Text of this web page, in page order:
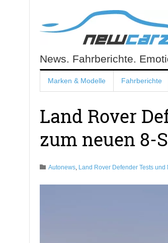
content
NewCarz.de
News. Fahrberichte.
Marken & Modelle Fahrberichte
Land Rover
zum neuen 8-
Autonews, Land Rover Defender Tests und